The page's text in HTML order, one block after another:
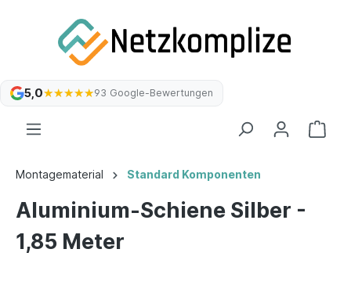
5,0★★★★★
★★★★★93 Google-Bewertungen
Montagematerial Standard Komponenten
Aluminium-Schiene Silber -
1,85 Meter